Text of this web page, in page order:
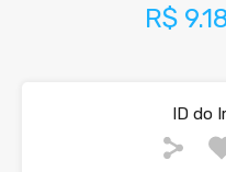
R$
ID do